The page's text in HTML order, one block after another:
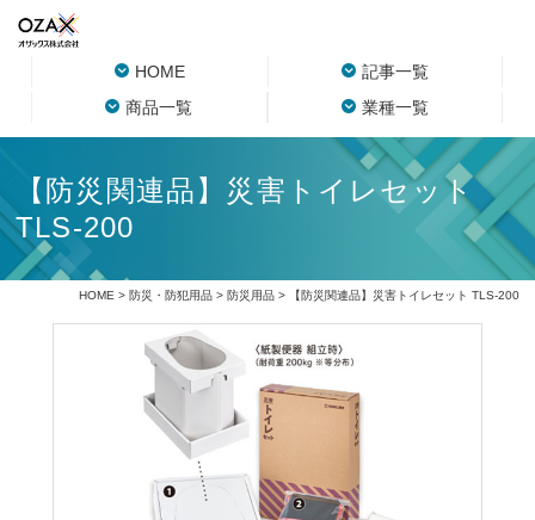
HOME
記事一覧
商品一覧
業種一覧
【防災関連品】災害トイレセット
TLS-200
HOME > 防災・防犯用品> 防災用品> 【防災関連品】災害トイレセット TLS-200